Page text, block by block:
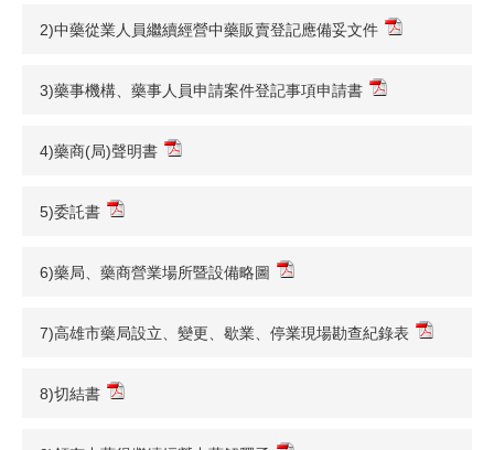
2)中藥從業人員繼續經營中藥販賣登記應備妥文件
3)藥事機構、藥事人員申請案件登記事項申請書
4)藥商(局)聲明書
5)委託書
6)藥局、藥商營業場所暨設備略圖
7)高雄市藥局設立、變更、歇業、停業現場勘查紀錄表
8)切結書